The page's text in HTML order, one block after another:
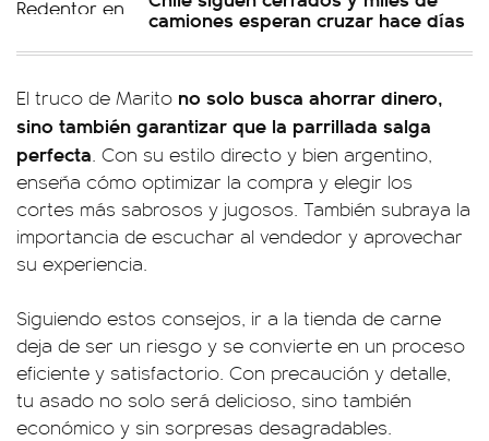
camiones esperan cruzar hace días
El truco de Marito no solo busca ahorrar dinero,
sino también garantizar que la parrillada salga
perfecta. Con su estilo directo y bien argentino,
enseña cómo optimizar la compra y elegir los
cortes más sabrosos y jugosos. También subraya la
importancia de escuchar al vendedor y aprovechar
su experiencia.
Siguiendo estos consejos, ir a la tienda de carne
deja de ser un riesgo y se convierte en un proceso
eficiente y satisfactorio. Con precaución y detalle,
tu asado no solo será delicioso, sino también
económico y sin sorpresas desagradables.